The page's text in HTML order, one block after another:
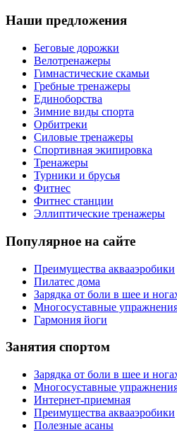
Наши предложения
Беговые дорожки
Велотренажеры
Гимнастические скамьи
Гребные тренажеры
Единоборства
Зимние виды спорта
Орбитреки
Силовые тренажеры
Спортивная экипировка
Тренажеры
Турники и брусья
Фитнес
Фитнес станции
Эллиптические тренажеры
Популярное на сайте
Преимущества аквааэробики
Пилатес дома
Зарядка от боли в шее и
Многосуставные
Гармония йоги
Занятия спортом
Зарядка от боли в шее и
Многосуставные
Интернет-приемная
Преимущества аквааэробики
Полезные асаны